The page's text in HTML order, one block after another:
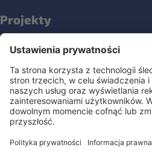
Projekty
NOPLANETB
Społeczności
Media społecznościowe